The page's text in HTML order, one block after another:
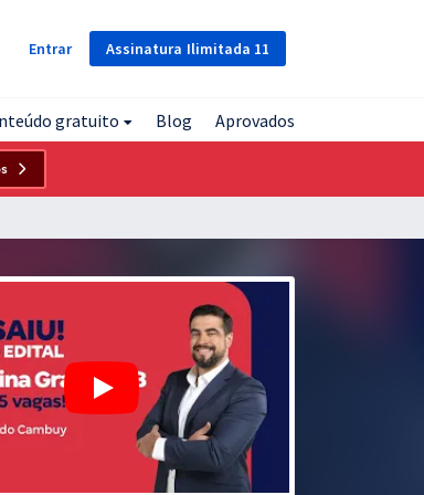
Assinatura Ilimitada 11
Entrar
gratuito Blog Aprovados